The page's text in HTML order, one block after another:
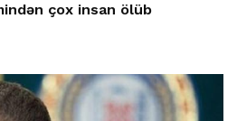
çox insan ölüb